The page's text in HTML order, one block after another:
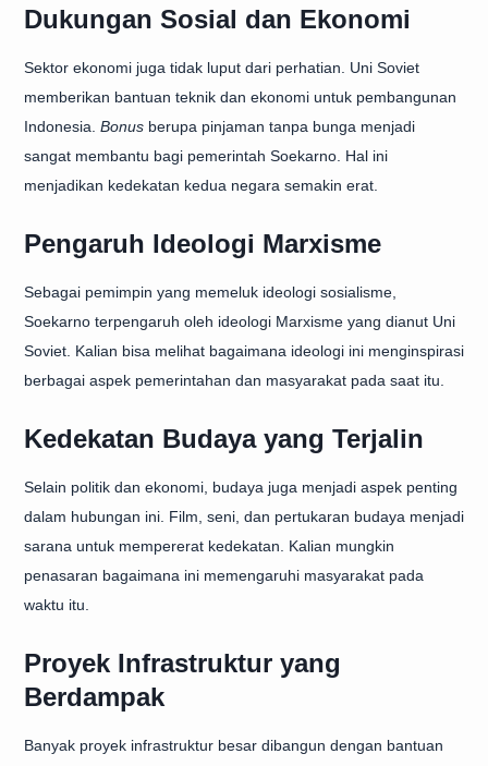
Dukungan Sosial dan Ekonomi
Sektor ekonomi juga tidak luput dari perhatian. Uni Soviet
memberikan bantuan teknik dan ekonomi untuk pembangunan
Indonesia. Bonus berupa pinjaman tanpa bunga menjadi
sangat membantu bagi pemerintah Soekarno. Hal ini
menjadikan kedekatan kedua negara semakin erat.
Pengaruh Ideologi Marxisme
Sebagai pemimpin yang memeluk ideologi sosialisme,
Soekarno terpengaruh oleh ideologi Marxisme yang dianut Uni
Soviet. Kalian bisa melihat bagaimana ideologi ini menginspirasi
berbagai aspek pemerintahan dan masyarakat pada saat itu.
Kedekatan Budaya yang Terjalin
Selain politik dan ekonomi, budaya juga menjadi aspek penting
dalam hubungan ini. Film, seni, dan pertukaran budaya menjadi
sarana untuk mempererat kedekatan. Kalian mungkin
penasaran bagaimana ini memengaruhi masyarakat pada
waktu itu.
Proyek Infrastruktur yang
Berdampak
Banyak proyek infrastruktur besar dibangun dengan bantuan